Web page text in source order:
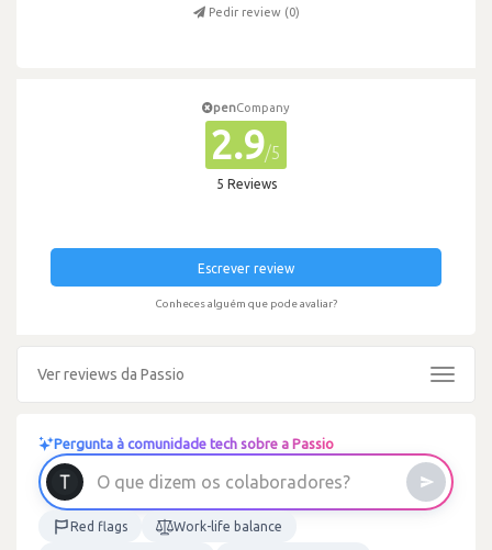
Pedir review (0)
penCompany
2.9/5
5 Reviews
Escrever review
Conheces alguém que pode avaliar?
Ver reviews da Passio
Toggle
Pergunta à comunidade tech sobre a Passio
O que d izem os colaborad ores?
Red flags Work-life balance